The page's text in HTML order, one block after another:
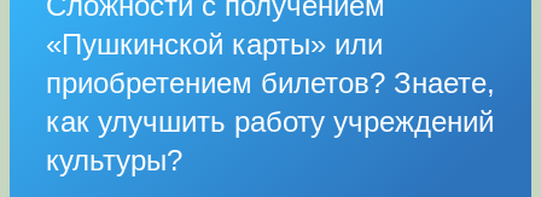
«Пушкинской карты» или
приобретением билетов? Знаете,
как улучшить работу учреждений
культуры?